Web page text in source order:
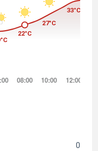
0